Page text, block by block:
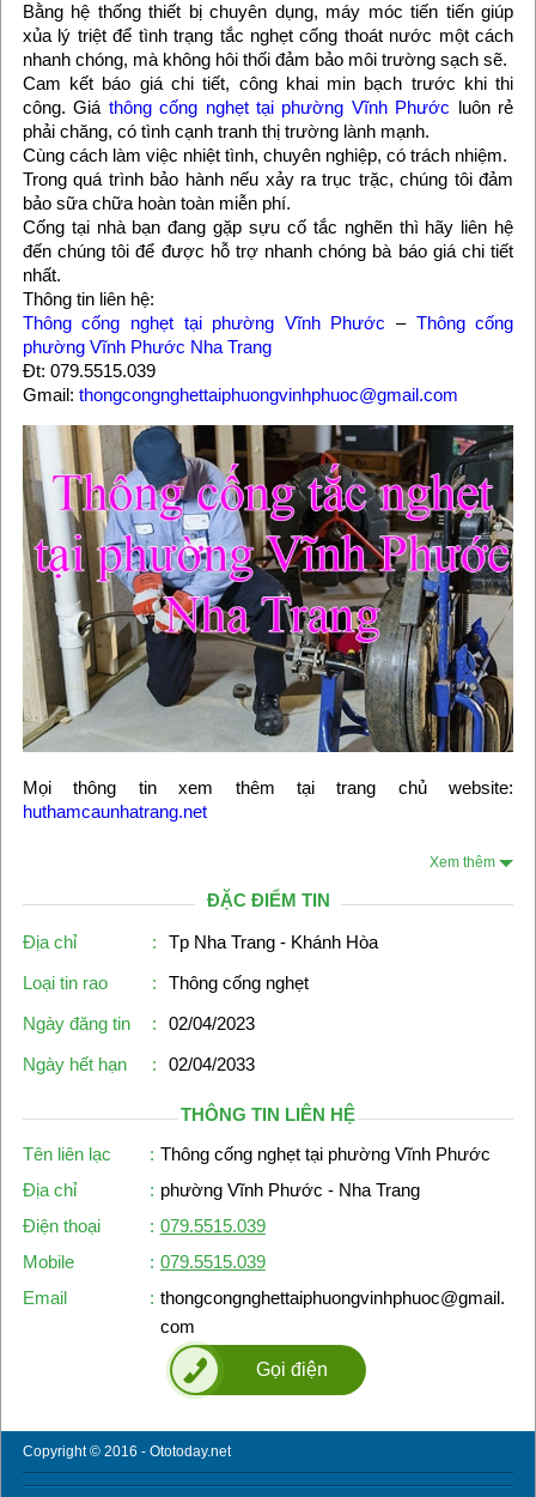
Bằng hệ thống thiết bị chuyên dụng, máy móc tiến tiến giúp
xủa lý triệt để tình trạng tắc nghẹt cống thoát nước một cách
nhanh chóng, mà không hôi thối đảm bảo môi trường sạch sẽ.
Cam kết báo giá chi tiết, công khai min bạch trước khi thi
công. Giá thông cống nghẹt tại phường Vĩnh Phước luôn rẻ
phải chăng, có tình cạnh tranh thị trường lành mạnh.
Cùng cách làm việc nhiệt tình, chuyên nghiệp, có trách nhiệm.
Trong quá trình bảo hành nếu xảy ra trục trặc, chúng tôi đảm
bảo sữa chữa hoàn toàn miễn phí.
Cống tại nhà bạn đang gặp sựu cố tắc nghẽn thì hãy liên hệ
đến chúng tôi để được hỗ trợ nhanh chóng bà báo giá chi tiết
nhất.
Thông tin liên hệ:
Thông cống nghẹt tại phường Vĩnh Phước – Thông cống
phường Vĩnh Phước Nha Trang
Đt: 079.5515.039
Gmail: thongcongnghettaiphuongvinhphuoc@gmail.com
Mọi thông tin xem thêm tại trang chủ website:
huthamcaunhatrang.net
Xem thêm
ĐẶC ĐIỂM TIN
Địa chỉ :
Tp Nha Trang - Khánh Hòa
Loại tin rao
:
Thông cống nghẹt
Ngày đăng tin
:
02/04/2023
Ngày hết hạn
: 02/04/2033
THÔNG TIN LIÊN HỆ
Tên liên lạc
: Thông cống nghẹt tại phường Vĩnh Phước
Địa chỉ
: phường Vĩnh Phước - Nha Trang
Điện thoại
: 079.5515.039
Mobile
: 079.5515.039
Email
: thongcongnghettaiphuongvinhphuoc@gmail.
com
Gọi điện
Copyright © 2016 - Ototoday.net